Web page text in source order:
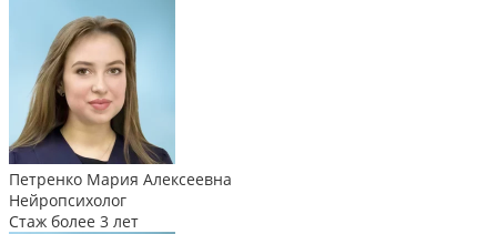
Петренко Мария Алексеевна
Нейропсихолог
Стаж более 3 лет